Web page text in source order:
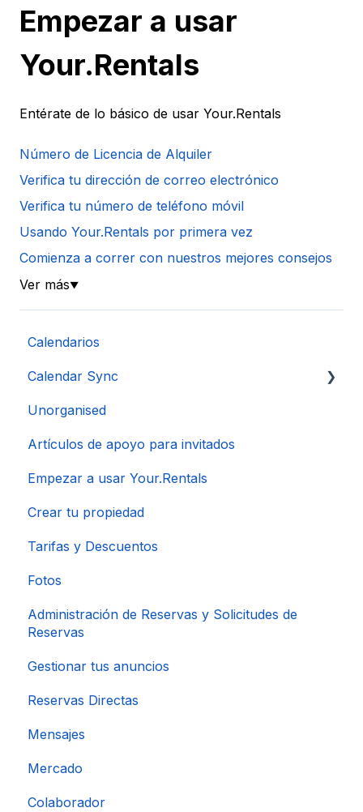
Empezar a usar
Your.Rentals
Entérate de lo básico de usar Your.Rentals
Número de Licencia de Alquiler
Verifica tu dirección de correo electrónico
Verifica tu número de teléfono móvil
Usando Your.Rentals por primera vez
Comienza a correr con nuestros mejores consejos
Ver más▼
Calendarios
Calendar Sync
Importación de calendarios populares
Unorganised
Artículos de apoyo para invitados
Empezar a usar Your.Rentals
Crear tu propiedad
Tarifas y Descuentos
Fotos
Administración de Reservas y Solicitudes de
Reservas
Gestionar tus anuncios
Reservas Directas
Mensajes
Mercado
Colaborador